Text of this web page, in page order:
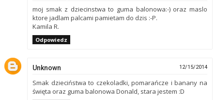
moj smak z dziecinstwa to guma balonowa:-) oraz maslo
ktore jadlam palcami pamietam do dzis :-P.
Kamila R.
Odpowiedz
Unknown 12/15/2014
Smak dzieciństwa to czekoladki, pomarańcze i banany na
święta oraz guma balonowa Donald, stara jestem :D